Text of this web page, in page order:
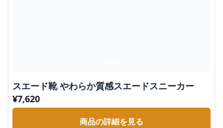
スエード靴 やわらか質感スエードスニーカー
¥7,620
商品の詳細を見る